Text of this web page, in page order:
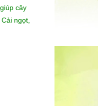
cây
ngọt,